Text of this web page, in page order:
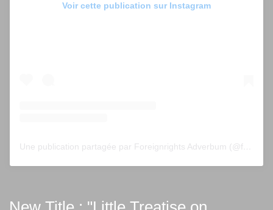
Voir cette publication sur Instagram